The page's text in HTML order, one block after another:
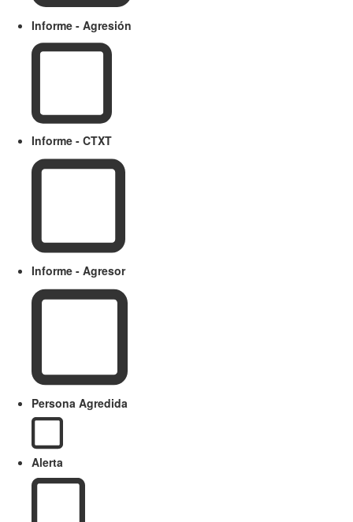
Informe - Agresión
Informe - CTXT
Informe - Agresor
Persona Agredida
Alerta